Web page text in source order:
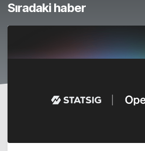
Sıradaki haber